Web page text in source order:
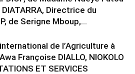
Directrice du
de Serigne Mboup,...
de l’Agriculture à
Françoise DIALLO, NIOKOLO
ET SERVICES